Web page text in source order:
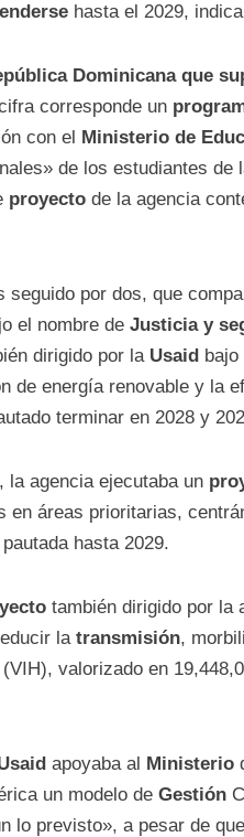
hasta el 2029,
Dominicana que
corresponde un
con el Ministerio de
de los estudiantes
proyecto de la agencia
seguido por dos, que
el nombre de Justicia y
dirigido por la Usaid bajo
de energía renovable y la
terminar en 2028 y
la agencia ejecutaba un
en áreas prioritarias,
hasta 2029.
también dirigido por la
la transmisión,
valorizado en
apoyaba al Ministerio
un modelo de Gestión
lo previsto», a pesar de